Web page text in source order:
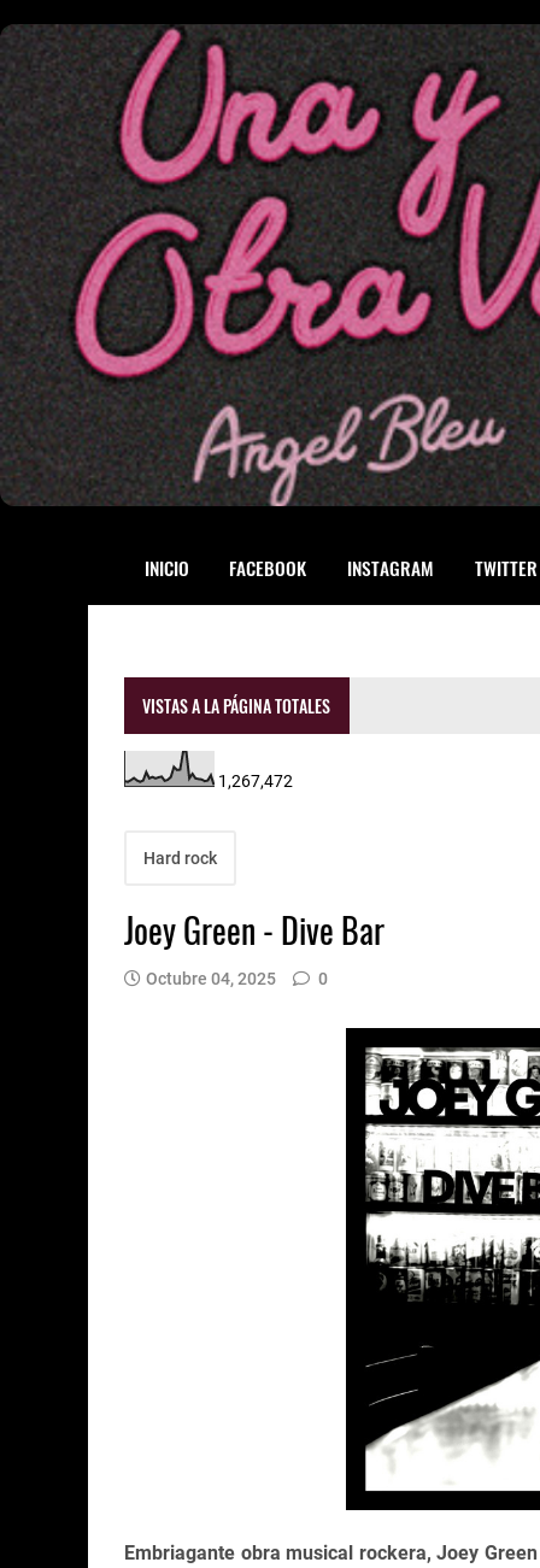
INICIO FACEBOOK INSTAGRAM TWITTER
VISTAS A LA PÁGINA TOTALES
1,267,472
Hard rock
Joey Green - Dive Bar
Octubre 04, 2025 0
Embriagante obra musical rockera, Joey